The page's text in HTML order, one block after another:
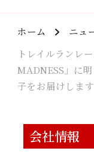
ホーム
ニュ
トレイルランレ
MADNESS」に
子をお届けします
会社情報